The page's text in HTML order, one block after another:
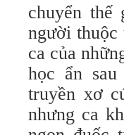
chuyển
người thuộc
ca của
học ẩn
truyền xơ
nhưng ca